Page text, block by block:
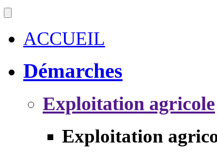
ACCUEIL
Démarches
Exploitation agricole
Exploitation